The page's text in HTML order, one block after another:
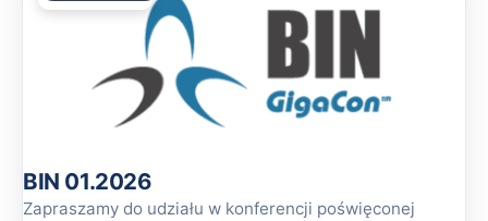
BIN 01.2026
Zapraszamy do udziału w konferencji poświęconej